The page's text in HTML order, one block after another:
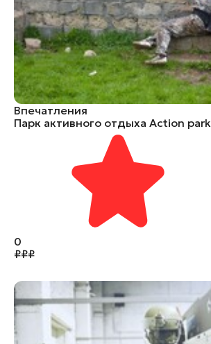
Впечатления
Парк активного отдыха Action park
0
₽₽₽